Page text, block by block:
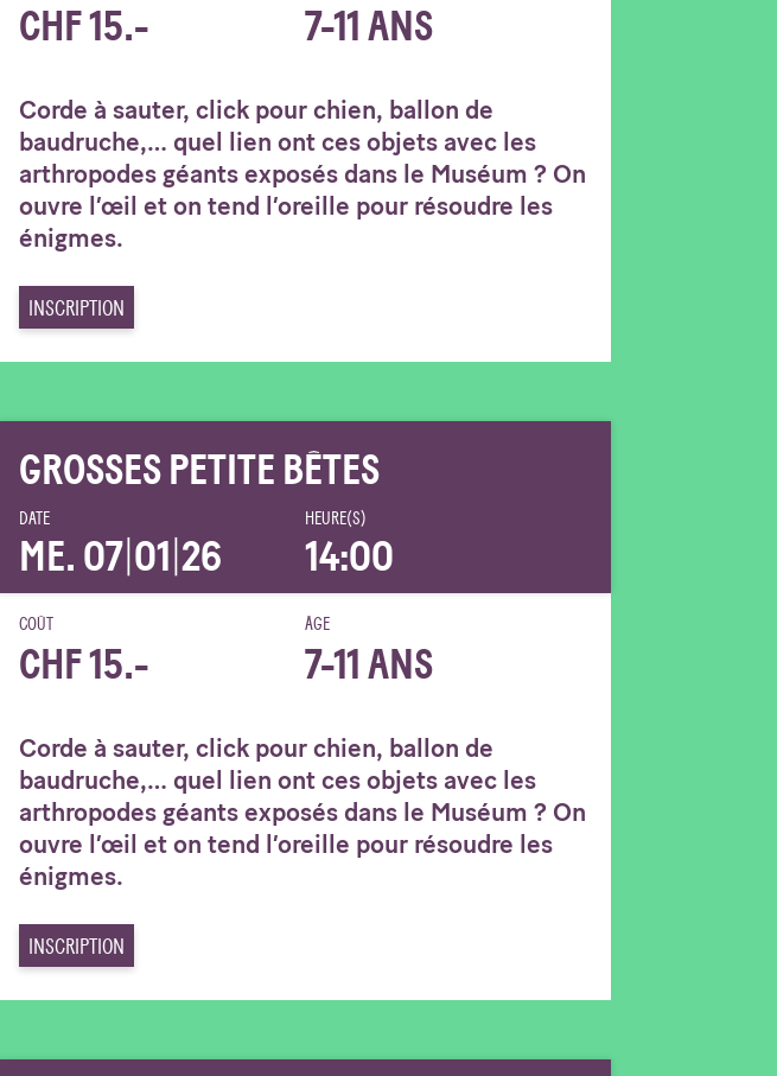
CHF 15.- 7-11 ANS
Corde à sauter, click pour chien, ballon de
baudruche,… quel lien ont ces objets avec les
arthropodes géants exposés dans le Muséum ? On
ouvre l’œil et on tend l’oreille pour résoudre les
énigmes.
INSCRIPTION
GROSSES PETITE BÊTES
DATE
ME. 07 01 26
HEURE(S)
14:00
COÛT
CHF 15.-
ÂGE
7-11 ANS
Corde à sauter, click pour chien, ballon de
baudruche,… quel lien ont ces objets avec les
arthropodes géants exposés dans le Muséum ? On
ouvre l’œil et on tend l’oreille pour résoudre les
énigmes.
INSCRIPTION